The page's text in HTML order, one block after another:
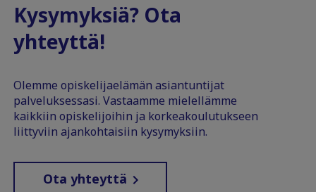
Kysymyksiä? Ota
yhteyttä!
Olemme opiskelijaelämän asiantuntijat
palveluksessasi. Vastaamme mielellämme
kaikkiin opiskelijoihin ja korkeakoulutukseen
liittyviin ajankohtaisiin kysymyksiin.
Ota yhteyttä